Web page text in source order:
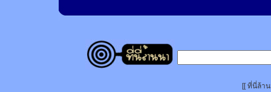
[[ ที่นี่ล้า